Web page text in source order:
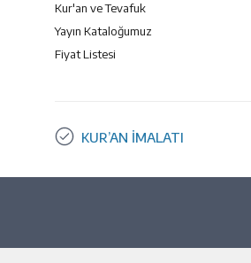
Kur'an ve Tevafuk
Yayın Kataloğumuz
Fiyat Listesi
KUR’AN İMALATI